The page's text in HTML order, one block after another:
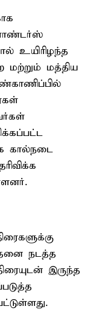
உயிரிழந்த
மற்றும் மத்திய
கால்நடை
நடத்த
இருந்த